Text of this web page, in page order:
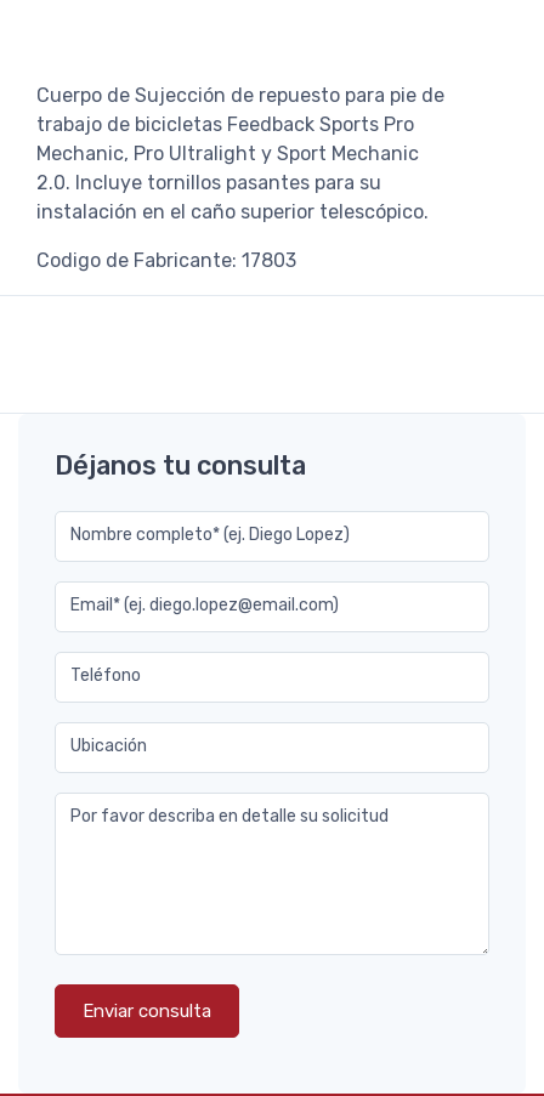
Cuerpo de Sujección de repuesto para pie de
trabajo de bicicletas Feedback Sports Pro
Mechanic, Pro Ultralight y Sport Mechanic
2.0. Incluye tornillos pasantes para su
instalación en el caño superior telescópico.
Codigo de Fabricante: 17803
Déjanos tu consulta
Nombre completo* (ej. Diego Lopez)
Email* (ej. diego.lopez@email.com)
Teléfono
Ubicación
Por favor describa en detalle su solicitud
Enviar consulta